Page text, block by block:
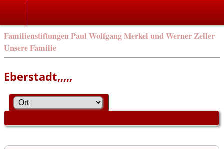
Familienstiftungen Paul Wolfgang Merkel und Werner Zeller
Unsere Familie
Eberstadt,,,,,